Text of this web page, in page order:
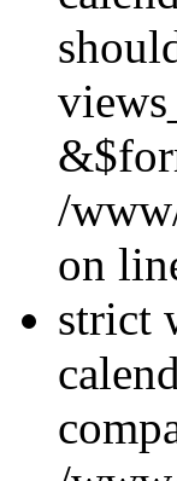
/
on
strict